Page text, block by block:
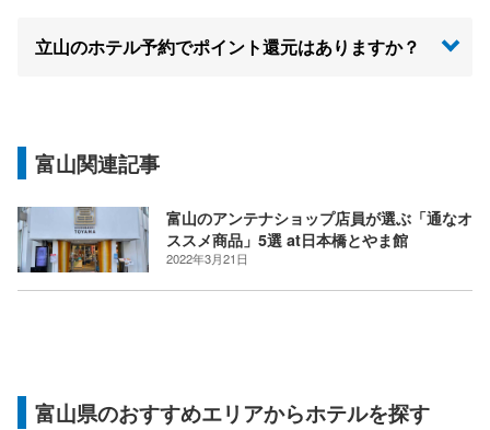
立山のホテル予約でポイント還元はありますか？
富山関連記事
富山のアンテナショップ店員が選ぶ「通なオ
ススメ商品」5選 at日本橋とやま館
2022年3月21日
富山県のおすすめエリアからホテルを探す